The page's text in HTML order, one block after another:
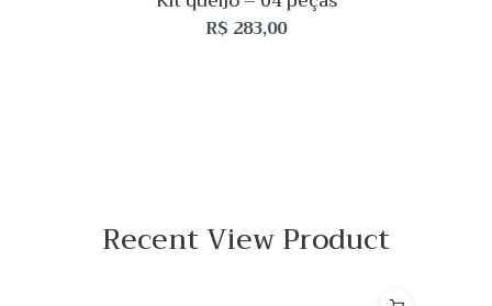
R$ 283,00
Recent View Product